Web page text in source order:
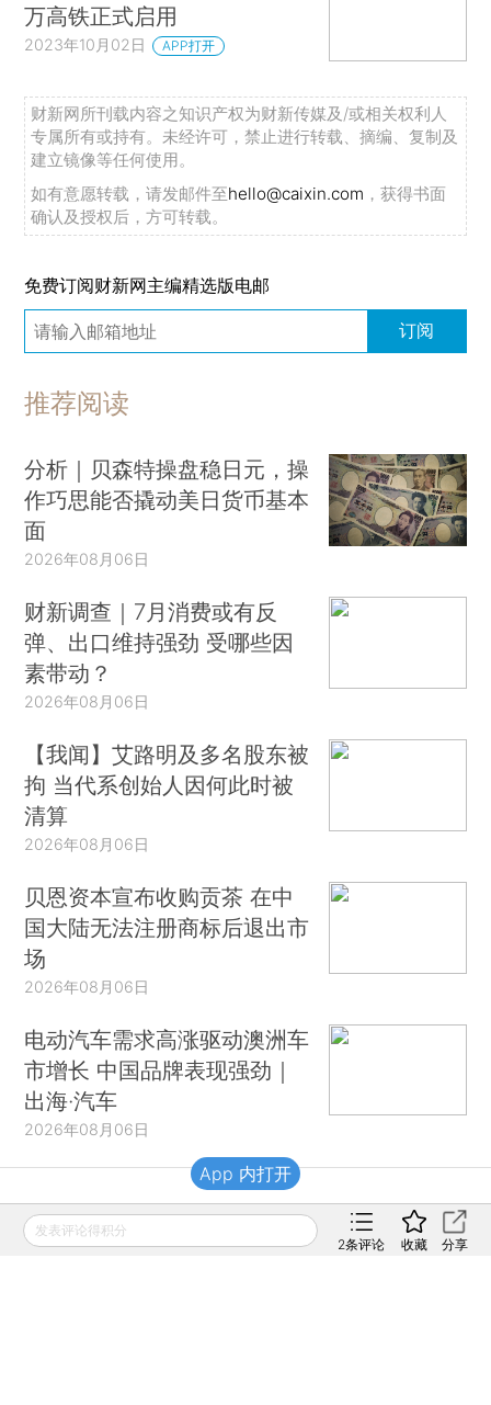
万高铁正式启用
2023年10月02日 APP打开
财新网所刊载内容之知识产权为财新传媒及/或相关权利人
专属所有或持有。未经许可，禁止进行转载、摘编、复制及
建立镜像等任何使用。
如有意愿转载，请发邮件至hello@caixin.com ，获得书面
确认及授权后，方可转载。
免费订阅财新网主编精选版电邮
订阅
推荐阅读
分析｜贝森特操盘稳日元，操
作巧思能否撬动美日货币基本
面
2026年08月06日
财新调查｜7月消费或有反
弹、出口维持强劲 受哪些因
素带动？
2026年08月06日
【我闻】艾路明及多名股东被
拘 当代系创始人因何此时被
清算
2026年08月06日
贝恩资本宣布收购贡茶 在中
国大陆无法注册商标后退出市
场
2026年08月06日
电动汽车需求高涨驱动澳洲车
市增长 中国品牌表现强劲｜
出海·汽车
2026年08月06日
财新移动
发表评论得积分
2条评论 收藏 分享
App 内打开